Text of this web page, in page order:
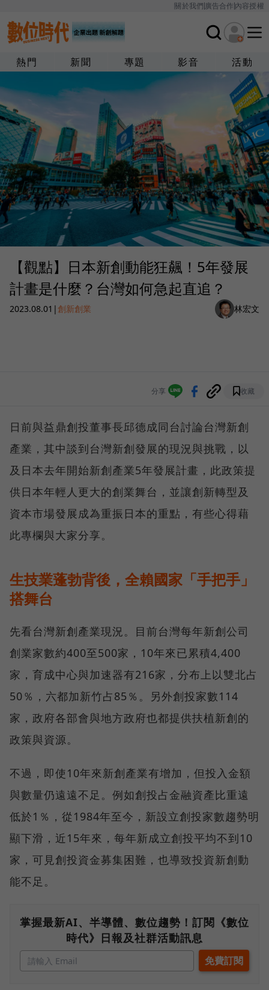
關於我們廣告合作內容授權
熱門 新聞 專題 影音 活動
【觀點】日本新創動能狂飆！5年發展
計畫是什麼？台灣如何急起直追？
2023.08.01 |創新創業 林宏文
分享 收藏
日前與益鼎創投董事長邱德成同台討論台灣新創
產業，其中談到台灣新創發展的現況與挑戰，以
及日本去年開始新創產業5年發展計畫，此政策提
供日本年輕人更大的創業舞台，並讓創新轉型及
資本市場發展成為重振日本的重點，有些心得藉
此專欄與大家分享。
生技業蓬勃背後，全賴國家「手把手」
搭舞台
先看台灣新創產業現況。目前台灣每年新創公司
創業家數約400至500家，10年來已累積4,400
家，育成中心與加速器有216家，分布上以雙北占
50％，六都加新竹占85％。另外創投家數114
家，政府各部會與地方政府也都提供扶植新創的
政策與資源。
不過，即使10年來新創產業有增加，但投入金額
與數量仍遠遠不足。例如創投占金融資產比重遠
低於1％，從1984年至今，新設立創投家數趨勢明
顯下滑，近15年來，每年新成立創投平均不到10
家，可見創投資金募集困難，也導致投資新創動
能不足。
掌握最新AI、半導體、數位趨勢！訂閱《數位
時代》日報及社群活動訊息